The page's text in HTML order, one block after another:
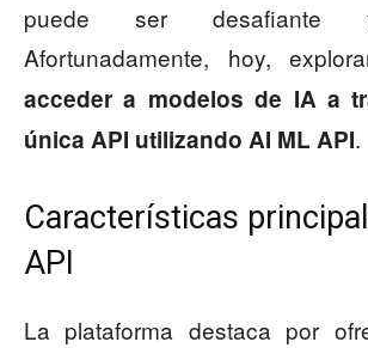
puede ser desafiante
Afortunadamente, hoy,
acceder a modelos de IA a
única API utilizando AI ML API.
Características
API
La plataforma destaca por